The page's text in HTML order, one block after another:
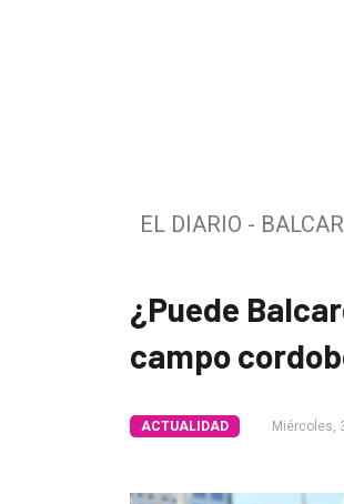
Entrevistas
Fúnebres
EL DIARIO -
¿Puede
campo
ACTUALIDAD Miércoles,